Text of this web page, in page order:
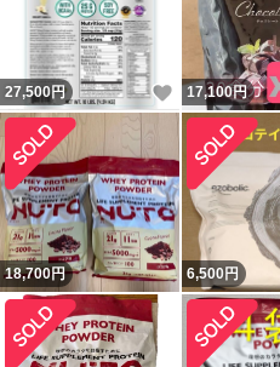
27,500円 いいね！
17,100円
18,700円 6,500円